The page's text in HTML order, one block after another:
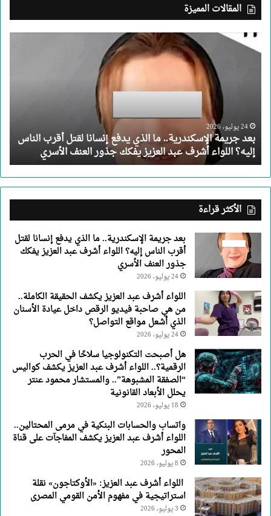
المقالات المميزة
بعد
جريمة
لقتل
أقرب
الناس
إليه؟
اللواء
أشرف
عبد
العزيز
جذور
العنف
الأسري
24 يوليو، 2026
بعد جريمة الإسكندرية.. ما الذي يدفع إنسانا لقتل أقرب الناس
إليه؟ اللواء أشرف عبد العزيز يفكك جذور العنف الأسري
الأكثر قراءة
بعد جريمة الإسكندرية.. ما الذي يدفع إنسانا لقتل
أقرب الناس إليه؟ اللواء أشرف عبد العزيز يفكك
جذور العنف الأسري
24 يوليو، 2026
اللواء أشرف عبد العزيز يكشف الحقيقة الكاملة..
من هي صاحبة فيديو الرقص داخل عيادة الأسنان
الذي أشعل مواقع التواصل؟
24 يوليو، 2026
هل أصبحت التكنولوجيا سلاحًا في الحرب
الرقمية؟.. اللواء أشرف عبد العزيز يكشف كواليس
“الصفقة المشبوهة”.. والمستشار محمود عنتر
يحلل الأبعاد القانونية
18 يوليو، 2026
واتساب والحسابات البنكية في مرمى المحتالين..
اللواء أشرف عبد العزيز يكشف المفاجآت على قناة
المحور
8 يوليو، 2026
اللواء أشرف عبد العزيز: «الأوكتاجون» نقلة
استراتيجية في مفهوم الأمن القومي المصرى
3 يوليو، 2026